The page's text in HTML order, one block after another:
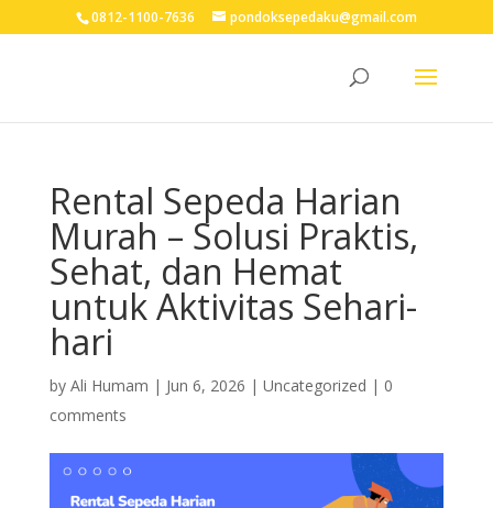
0812-1100-7636 pondoksepedaku@gmail.com
Rental Sepeda Harian
Murah – Solusi Praktis,
Sehat, dan Hemat
untuk Aktivitas Sehari-
hari
by Ali Humam | Jun 6, 2026 | Uncategorized | 0
comments